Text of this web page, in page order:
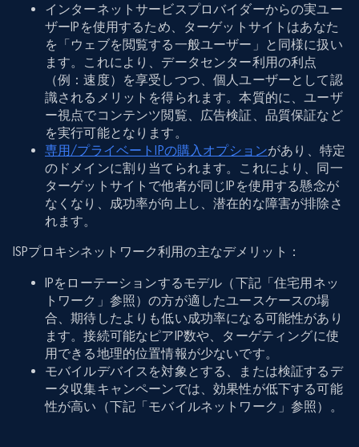
インターネットサービスプロバイダーからの実ユー
ザーIPを使用するため、ターゲットサイトはあなた
を「ウェブを閲覧する一般ユーザー」と同様に扱い
ます。これにより、データセンター利用の利点
（例：速度）を享受しつつ、個人ユーザーとして認
識されるメリットを得られます。本質的に、ユーザ
ー視点でコンテンツ閲覧、広告検証、品質保証など
を実行可能となります。
専用/プライベートIPの購入オプションがあり、特定
のドメインに割り当てられます。これにより、同一
ターゲットサイトで他者が同じIPを使用する懸念が
なくなり、成功率が向上し、潜在的な障害が排除さ
れます。
ISPプロキシネットワーク利用の主なデメリット：
IPをローテーションするモデル（下記「住宅用ネッ
トワーク」参照）の方が適したユースケースの場
合、期待したよりも低い成功率になる可能性があり
ます。接続可能なピアIP数や、ターゲティングに使
用できる地理的位置情報が少ないです。
モバイルデバイスを対象とする、または検証するデ
ータ収集キャンペーンでは、効果性が低下する可能
性が高い（下記「モバイルネットワーク」参照）。